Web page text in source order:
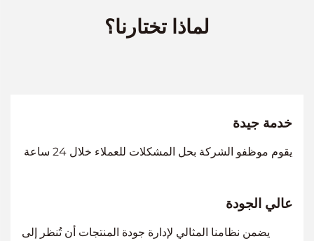
لماذا تختارنا؟
خدمة جيدة
يقوم موظفو الشركة بحل المشكلات للعملاء خلال 24 ساعة
عالي الجودة
يضمن نظامنا المثالي لإدارة جودة المنتجات أن تُنظر إلى